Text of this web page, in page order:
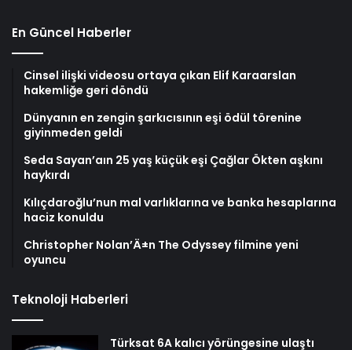
En Güncel Haberler
Cinsel ilişki videosu ortaya çıkan Elif Karaarslan
hakemliğe geri döndü
Dünyanın en zengin şarkıcısının eşi ödül törenine
giyinmeden geldi
Seda Sayan’aın 25 yaş küçük eşi Çağlar Ökten aşkını
haykırdı
Kılıçdaroğlu’nun mal varlıklarına ve banka hesaplarına
haciz konuldu
Christopher Nolan’Ä±n The Odyssey filmine yeni
oyuncu
Teknoloji Haberleri
Türksat 6A kalıcı yörüngesine ulaştı